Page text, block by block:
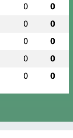
0 0
0 0
0 0
0 0
0 0